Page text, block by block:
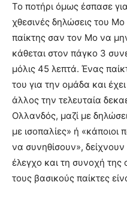
Το ποτήρι όμως έσπασε
χθεσινές δηλώσεις του
παίκτης σαν τον Mo να
κάθεται στον πάγκο 3
μόλις 45 λεπτά. Ένας
του για την ομάδα και
άλλος την τελευταία
Ολλανδός, μαζί με
με ισοπαλίες» ή «κάποιοι
να συνηθίσουν»,
έλεγχο και τη συνοχή της
τους βασικούς παίκτες